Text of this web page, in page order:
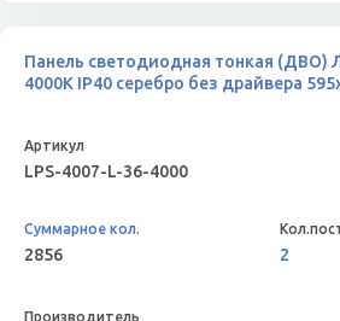
Панель светодиодная тонкая (ДВО)
4000К IP40 серебро без драйвера
LPS-4007-L-36-4000
2856 2